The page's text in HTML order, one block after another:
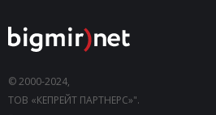
© 2000-2024,
ТОВ «КЕПРЕЙТ ПАРТНЕРС»".